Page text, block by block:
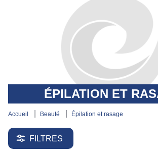
ÉPILATION ET
accueil beauté épilation et rasage
FILTRES